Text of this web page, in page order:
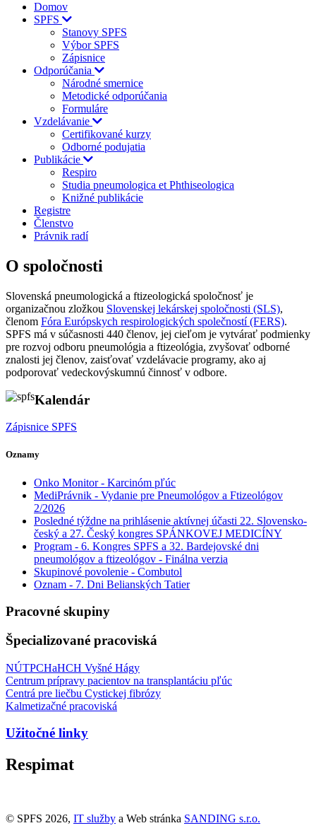
Domov
SPFS
Stanovy SPFS
Výbor SPFS
Zápisnice
Odporúčania
Národné smernice
Metodické odporúčania
Formuláre
Vzdelávanie
Certifikované kurzy
Odborné podujatia
Publikácie
Respiro
Studia pneumologica et Phthiseologica
Knižné publikácie
Registre
Členstvo
Právnik radí
O spoločnosti
Slovenská pneumologická a ftizeologická spoločnosť je
organizačnou zložkou Slovenskej lekárskej spoločnosti (SLS),
členom Fóra Európskych respirologických společností (FERS).
SPFS má v súčasnosti 440 členov, jej cieľom je vytvárať podmienky
pre rozvoj odboru pneumológia a ftizeológia, zvyšovať odborné
znalosti jej členov, zaisťovať vzdelávacie programy, ako aj
podporovať vedeckovýskumnú činnosť v odbore.
Kalendár
Zápisnice SPFS
Oznamy
Onko Monitor - Karcinóm pľúc
MediPrávnik - Vydanie pre Pneumológov a Ftizeológov
2/2026
Posledné týždne na prihlásenie aktívnej účasti 22. Slovensko-
český a 27. Český kongres SPÁNKOVEJ MEDICÍNY
Program - 6. Kongres SPFS a 32. Bardejovské dni
pneumológov a ftizeológov - Finálna verzia
Skupinové povolenie - Combutol
Oznam - 7. Dni Belianských Tatier
Pracovné skupiny
Špecializované pracoviská
NÚTPCHaHCH Vyšné Hágy
Centrum prípravy pacientov na transplantáciu pľúc
Centrá pre liečbu Cystickej fibrózy
Kalmetizačné pracoviská
Užitočné linky
Respimat
© SPFS 2026, IT služby a Web stránka SANDING s.r.o.